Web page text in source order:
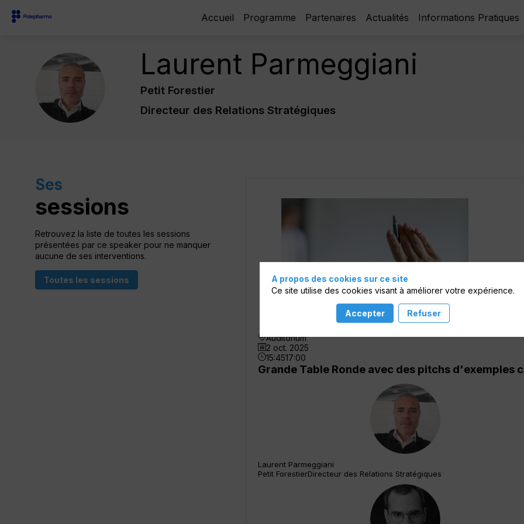
Accueil Programme Partenaires Actualités Informations Pratiques
LP
Laurent Parmeggiani
Petit Forestier
Directeur des Relations Stratégiques
Ses
sessions
Retrouvez la liste de toutes les sessions
présentées par ce speaker pour ne manquer
aucune de ses interventions.
Toutes les sessions
Auditorium
2 oct. 2025
15:4517:00
Grande Table Ronde avec des pitchs d'exemples
LP
Laurent Parmeggiani
Petit ForestierDirecteur des Relations Stratégiques
GH
A propos des cookies sur ce site
Ce site utilise des cookies visant à améliorer votre expérience.
Accepter Refuser